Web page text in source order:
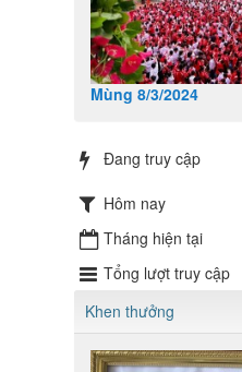
Mùng 8/3/2024
Đang truy cập
Hôm nay
Tháng hiện tại
Tổng lượt truy cập
Khen thưởng